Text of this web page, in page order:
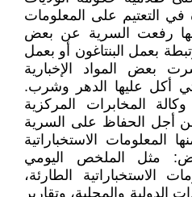
في التعتيم على المعلومات
رفعت السرية عن بعض
بعمل البنتاغون أو بعمل
بعض المواد الإخبارية
أكل عليها الدهر وشرب.
المخابرات المركزية
من أجل الحفاظ على السرية
المعلومات الاستخباراتية
مثل الملخص اليومي
الاستخباراتية الطارئة،
الدولية والمحلية، وتقارير